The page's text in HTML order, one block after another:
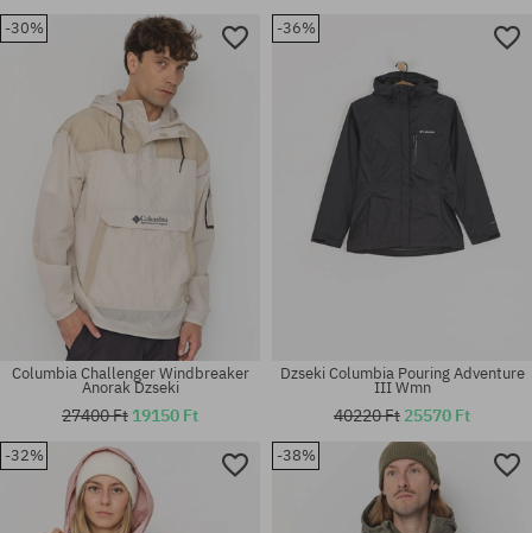
Elérhető méretek:
Elérhető méretek:
Elérhető méretek:
Elérhető méretek:
-30%
Columbia Challenger Windbreaker
Anorak Dzseki
27400 Ft 19150 Ft
-36%
Dzseki Columbia Pouring Adventure
III Wmn
40220 Ft 25570 Ft
-32% -38%